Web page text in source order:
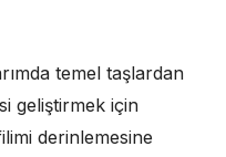
temel taşlardan
geliştirmek için
derinlemesine